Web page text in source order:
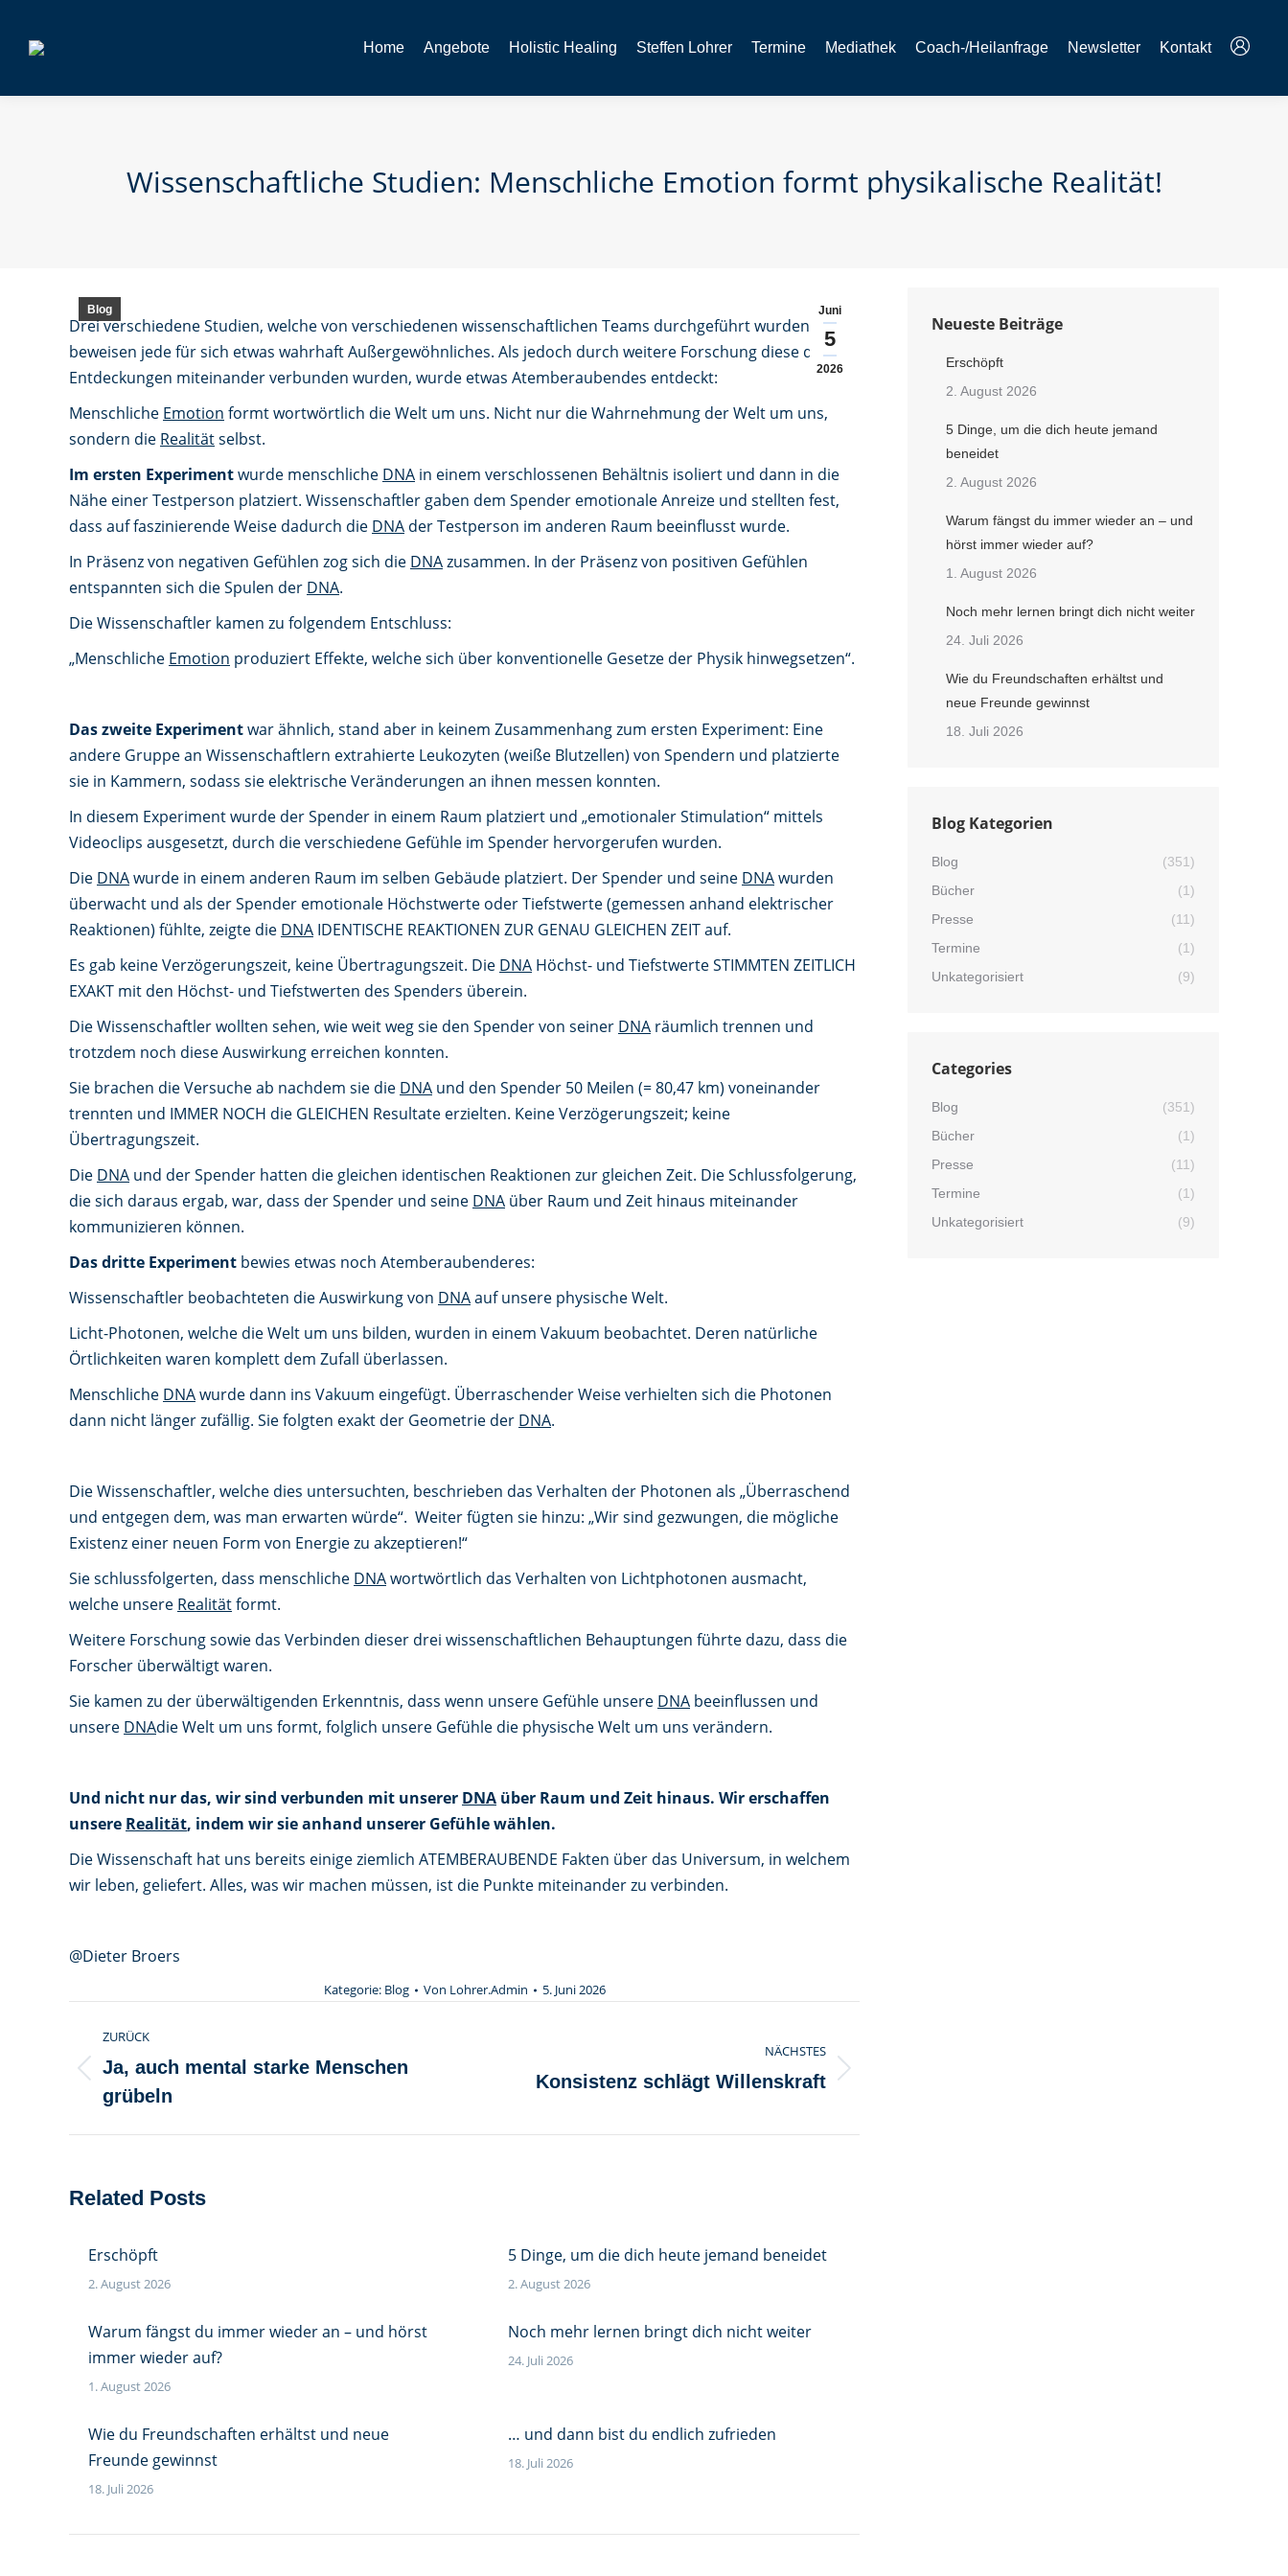
Home Angebote Holistic Healing Steffen Lohrer Termine Mediathek Coach-/Heilanfrage Newsletter Kontakt
Wissenschaftliche Studien: Menschliche Emotion formt physikalische Realität!
Juni
5
2026
Blog
Drei verschiedene Studien, welche von verschiedenen wissenschaftlichen Teams durchgeführt wurden,
beweisen jede für sich etwas wahrhaft Außergewöhnliches. Als jedoch durch weitere Forschung diese drei
Entdeckungen miteinander verbunden wurden, wurde etwas Atemberaubendes entdeckt:
Menschliche Emotion formt wortwörtlich die Welt um uns. Nicht nur die Wahrnehmung der Welt um uns,
sondern die Realitätselbst.
Im ersten Experimentwurde menschliche DNA in einem verschlossenen Behältnis isoliert und dann in die
Nähe einer Testperson platziert. Wissenschaftler gaben dem Spender emotionale Anreize und stellten fest,
dass auf faszinierende Weise dadurch die DNA der Testperson im anderen Raum beeinflusst wurde.
In Präsenz von negativen Gefühlen zog sich die DNAzusammen. In der Präsenz von positiven Gefühlen
entspannten sich die Spulen der DNA.
Die Wissenschaftler kamen zu folgendem Entschluss:
„Menschliche Emotion produziert Effekte, welche sich über konventionelle Gesetze der Physik hinwegsetzen“.
Das zweite Experimentwar ähnlich, stand aber in keinem Zusammenhang zum ersten Experiment: Eine
andere Gruppe an Wissenschaftlern extrahierte Leukozyten (weiße Blutzellen) von Spendern und platzierte
sie in Kammern, sodass sie elektrische Veränderungen an ihnen messen konnten.
In diesem Experiment wurde der Spender in einem Raum platziert und „emotionaler Stimulation“ mittels
Videoclips ausgesetzt, durch die verschiedene Gefühle im Spender hervorgerufen wurden.
Die DNAwurde in einem anderen Raum im selben Gebäude platziert. Der Spender und seine DNAwurden
überwacht und als der Spender emotionale Höchstwerte oder Tiefstwerte (gemessen anhand elektrischer
Reaktionen) fühlte, zeigte die DNA IDENTISCHE REAKTIONEN ZUR GENAU GLEICHEN ZEIT auf.
Es gab keine Verzögerungszeit, keine Übertragungszeit. Die DNA Höchst- und Tiefstwerte STIMMTEN ZEITLICH
EXAKT mit den Höchst- und Tiefstwerten des Spenders überein.
Die Wissenschaftler wollten sehen, wie weit weg sie den Spender von seiner DNA räumlich trennen und
trotzdem noch diese Auswirkung erreichen konnten.
Sie brachen die Versuche ab nachdem sie die DNA und den Spender 50 Meilen (= 80,47 km) voneinander
trennten und IMMER NOCH die GLEICHEN Resultate erzielten. Keine Verzögerungszeit; keine
Übertragungszeit.
Die DNA und der Spender hatten die gleichen identischen Reaktionen zur gleichen Zeit. Die Schlussfolgerung,
die sich daraus ergab, war, dass der Spender und seine DNA über Raum und Zeit hinaus miteinander
kommunizieren können.
Das dritte Experiment bewies etwas noch Atemberaubenderes:
Wissenschaftler beobachteten die Auswirkung von DNAauf unsere physische Welt.
Licht-Photonen, welche die Welt um uns bilden, wurden in einem Vakuum beobachtet. Deren natürliche
Örtlichkeiten waren komplett dem Zufall überlassen.
Menschliche DNAwurde dann ins Vakuum eingefügt. Überraschender Weise verhielten sich die Photonen
dann nicht länger zufällig. Sie folgten exakt der Geometrie der DNA.
Die Wissenschaftler, welche dies untersuchten, beschrieben das Verhalten der Photonen als „Überraschend
und entgegen dem, was man erwarten würde“. Weiter fügten sie hinzu: „Wir sind gezwungen, die mögliche
Existenz einer neuen Form von Energie zu akzeptieren!“
Sie schlussfolgerten, dass menschliche DNAwortwörtlich das Verhalten von Lichtphotonen ausmacht,
welche unsere Realitätformt.
Weitere Forschung sowie das Verbinden dieser drei wissenschaftlichen Behauptungen führte dazu, dass die
Forscher überwältigt waren.
Sie kamen zu der überwältigenden Erkenntnis, dass wenn unsere Gefühle unsere DNA beeinflussen und
unsere DNAdie Welt um uns formt, folglich unsere Gefühle die physische Welt um uns verändern.
Und nicht nur das, wir sind verbunden mit unserer DNA über Raum und Zeit hinaus. Wir erschaffen
unsere Realität, indem wir sie anhand unserer Gefühle wählen.
Die Wissenschaft hat uns bereits einige ziemlich ATEMBERAUBENDE Fakten über das Universum, in welchem
wir leben, geliefert. Alles, was wir machen müssen, ist die Punkte miteinander zu verbinden.
@Dieter Broers
Kategorie: Blog Von Lohrer.Admin 5. Juni 2026
ZURÜCK
Vorheriger
Beitrag:
Ja, auch mental starke Menschen
grübeln
NÄCHSTES
NächsterKonsistenz schlägt Willenskraft
Related Posts
Erschöpft
2. August 2026
5 Dinge, um die dich heute jemand beneidet
2. August 2026
Warum fängst du immer wieder an – und hörst
immer wieder auf?
1. August 2026
Noch mehr lernen bringt dich nicht weiter
24. Juli 2026
Wie du Freundschaften erhältst und neue
Freunde gewinnst
18. Juli 2026
… und dann bist du endlich zufrieden
18. Juli 2026
Neueste Beiträge
Erschöpft
2. August 2026
5 Dinge, um die dich heute jemand
beneidet
2. August 2026
Warum fängst du immer wieder an – und
hörst immer wieder auf?
1. August 2026
Noch mehr lernen bringt dich nicht weiter
24. Juli 2026
Wie du Freundschaften erhältst und
neue Freunde gewinnst
18. Juli 2026
Blog Kategorien
Blog
(351)
Bücher
(1)
Presse
(11)
Termine
(1)
Unkategorisiert
(9)
Categories
Blog
(351)
Bücher
(1)
Presse
(11)
Termine
(1)
Unkategorisiert
(9)